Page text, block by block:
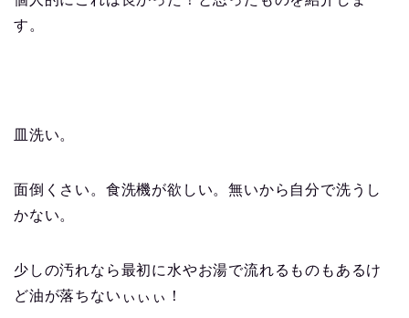
す。
皿洗い。
面倒くさい。食洗機が欲しい。無いから自分で洗うし
かない。
少しの汚れなら最初に水やお湯で流れるものもあるけ
ど油が落ちないぃぃぃ！